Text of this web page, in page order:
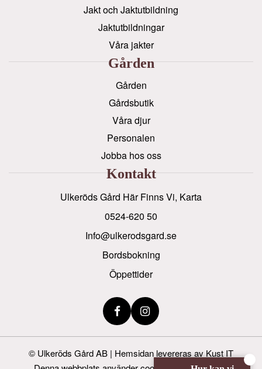
Jakt och Jaktutbildning
Jaktutbildningar
Våra jakter
Gården
Gården
Gårdsbutik
Våra djur
Personalen
Jobba hos oss
Kontakt
Ulkeröds Gård Här Finns Vi, Karta
0524-620 50
info@ulkerodsgard.se
Bordsbokning
Öppettider
© Ulkeröds Gård AB |
Hemsidan levereras av Kust IT